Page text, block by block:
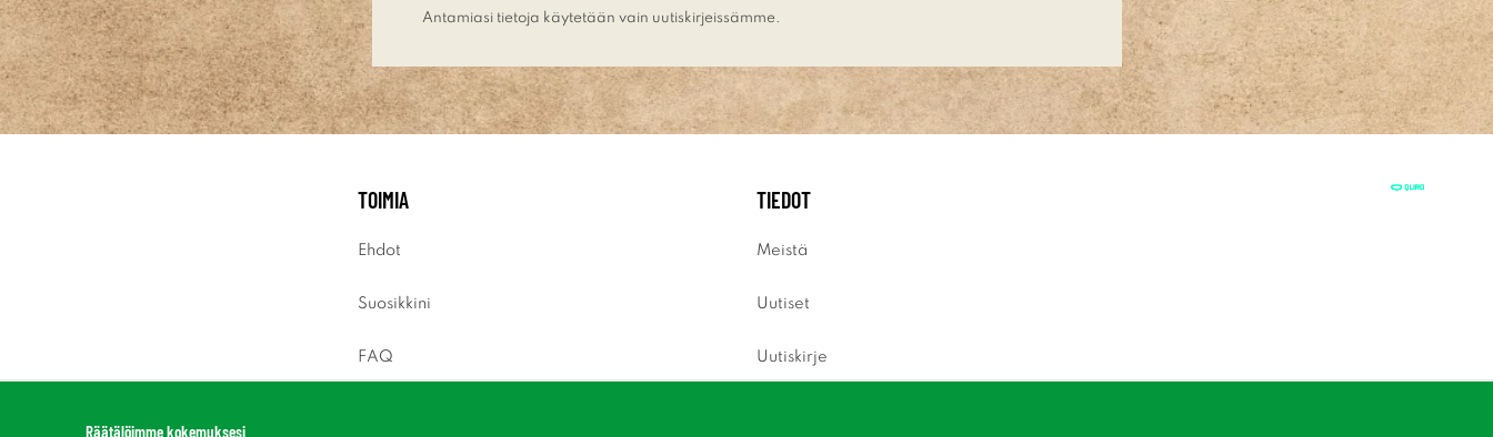
Antamiasi tietoja käytetään vain uutiskirjeissämme.
TOIMIA
Ehdot
Suosikkini
FAQ
TIEDOT
Meistä
Uutiset
Uutiskirje
Räätälöimme kokemuksesi